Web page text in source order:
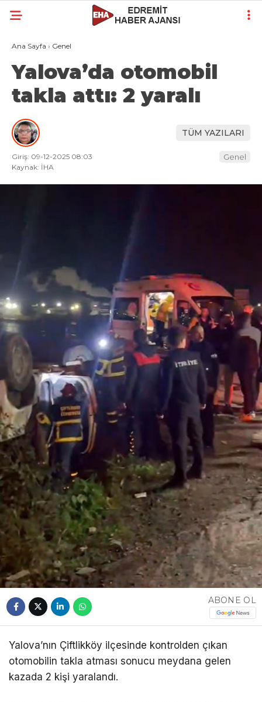
Ana Sayfa › Genel
Yalova’da otomobil
takla attı: 2 yaralı
TÜM YAZILARI
Giriş: 09-12-2025 08:03
Kaynak: İHA
Genel
ABONE OL
Yalova’nın Çiftlikköy ilçesinde kontrolden çıkan
otomobilin takla atması sonucu meydana gelen
kazada 2 kişi yaralandı.